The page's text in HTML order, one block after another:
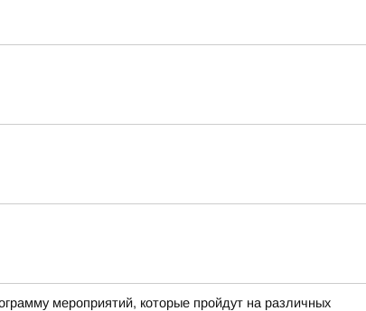
мероприятий, которые пройдут на различных